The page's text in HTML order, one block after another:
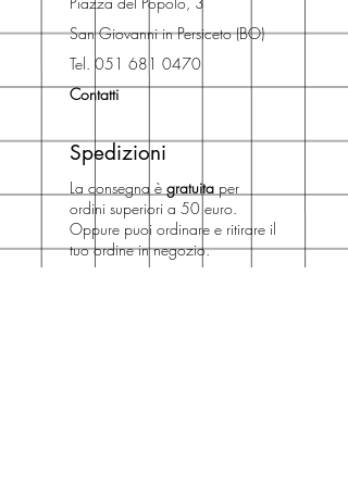
spedizione e ritirare il libro presso
Libreria degli Orsi, Piazza del
Popolo 3, 40017
San Giovanni in Persiceto (BO).
San Giovanni in Persiceto (BO)
Tel. 051 681 0470
Contatti
Spedizioni
La consegna è gratuita per
ordini superiori a 50 euro.
Oppure puoi ordinare e ritirare il
tuo ordine in negozio.